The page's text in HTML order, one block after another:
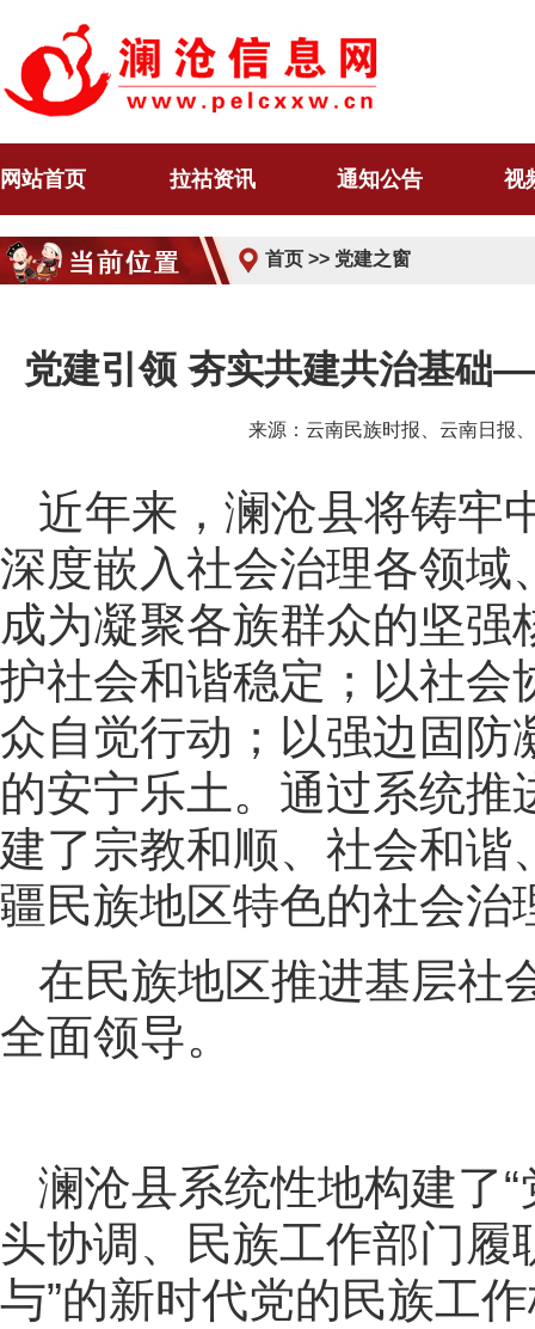
网站首页 拉祜资讯 通知公告 视
首页 >> 党建之窗
党建引领 夯实共建共治基础
来源：云南民族时报、云南日
近年来，澜沧县将铸牢
深度嵌入社会治理各领域
成为凝聚各族群众的坚
护社会和谐稳定；以社会
众自觉行动；以强边固防
的安宁乐土。通过系统
建了宗教和顺、社会和谐
疆民族地区特色的社会治
在民族地区推进基层社
全面领导。
澜沧县系统性地构建了
头协调、民族工作部门
与”的新时代党的民族工